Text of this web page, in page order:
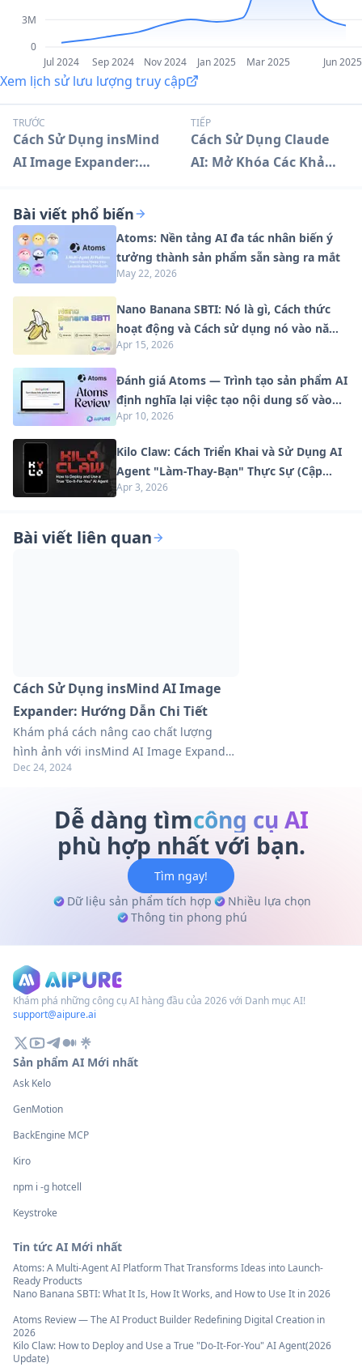
Jul 2024 Sep 2024 Nov 2024 Jan 2025 Mar 2025 Jun 2025
0
3M
Xem lịch sử lưu lượng truy cập
TRƯỚC
Cách Sử Dụng insMind
AI Image Expander:
TIẾP
Cách Sử Dụng Claude
AI: Mở Khóa Các Khả
Bài viết phổ biến
Atoms: Nền tảng AI đa tác nhân biến ý
tưởng thành sản phẩm sẵn sàng ra mắt
May 22, 2026
Nano Banana SBTI: Nó là gì, Cách thức
hoạt động và Cách sử dụng nó vào năm
2026
Apr 15, 2026
Đánh giá Atoms — Trình tạo sản phẩm AI
định nghĩa lại việc tạo nội dung số vào
năm 2026
Apr 10, 2026
Kilo Claw: Cách Triển Khai và Sử Dụng AI
Agent "Làm-Thay-Bạn" Thực Sự (Cập
Nhật 2026)
Apr 3, 2026
Bài viết liên quan
Cách Sử Dụng insMind AI Image
Expander: Hướng Dẫn Chi Tiết
Khám phá cách nâng cao chất lượng
hình ảnh với insMind AI Image Expander.
Tìm hiểu các mẹo, thủ thuật và phương
đẹp. Khám phá hướng dẫn đầy đủ ngay
bây giờ!
Dec 24, 2024
Dễ dàng tìmcông cụ AI
phù hợp nhất với bạn.
Tìm ngay!
Dữ liệu sản phẩm tích hợp
Nhiều lựa chọn
Thông tin phong phú
Khám phá những công cụ AI hàng đầu của 2026 với Danh mục AI!
support@aipure.ai
Sản phẩm AI Mới nhất
Ask Kelo
GenMotion
BackEngine MCP
Kiro
npm i -g hotcell
Keystroke
Tin tức AI Mới nhất
Atoms: A Multi-Agent AI Platform That Transforms Ideas into Launch-
Ready Products
Nano Banana SBTI: What It Is, How It Works, and How to Use It in 2026
Atoms Review — The AI Product Builder Redefining Digital Creation in
2026
Kilo Claw: How to Deploy and Use a True "Do‑It‑For‑You" AI Agent(2026
Update)